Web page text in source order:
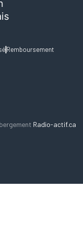
Remboursement
Radio-actif.ca